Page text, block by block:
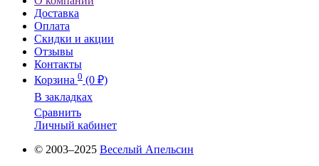
Доставка
Оплата
Скидки и акции
Отзывы
Контакты
Корзина 0 (0 ₽)
В закладках
Сравнить
Личный кабинет
© 2003–2025 Веселый Апельсин